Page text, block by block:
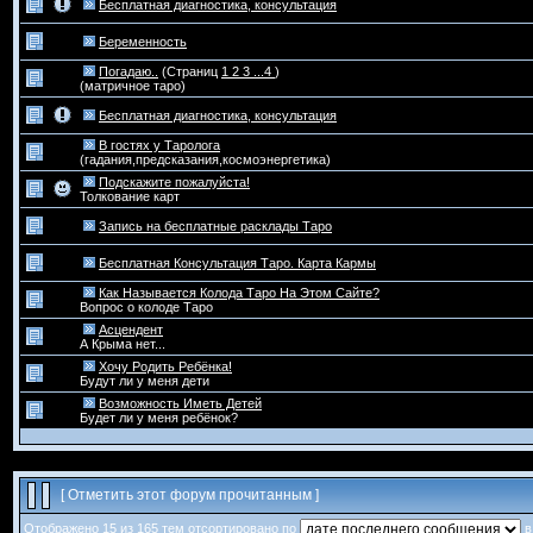
Бесплатная диагностика, консультация
Беременность
Погадаю.. (Страниц 1 2 3 ...4 )
(матричное таро)
Бесплатная диагностика, консультация
В гостях у Таролога
(гадания,предсказания,космоэнергетика)
Подскажите пожалуйста!
Толкование карт
Запись на бесплатные расклады Таро
Бесплатная Консультация Таро. Карта Кармы
Как Называется Колода Таро На Этом Сайте?
Вопрос о колоде Таро
Асцендент
А Крыма нет...
Хочу Родить Ребёнка!
Будут ли у меня дети
Возможность Иметь Детей
Будет ли у меня ребёнок?
[Отметить этот форум прочитанным ]
Отображено 15 из 165 тем отсортировано по